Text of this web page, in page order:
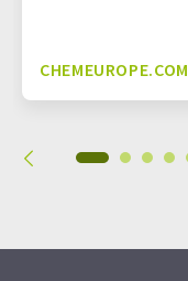
CHEMEUROPE.COM